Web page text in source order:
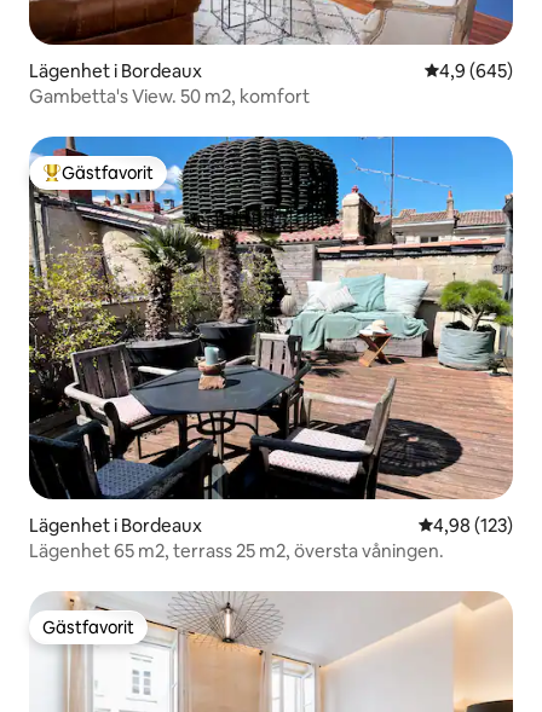
Lägenhet i Bordeaux 4,9 av 5 i
4,9 (645)
Gambetta's View. 50 m2, komfort
Populär gästfavorit
Gästfavorit
Lägenhet i Bordeaux 4,98 av 5 i
4,98 (123)
Lägenhet 65 m2, terrass 25 m2, översta våningen.
Gästfavorit
Gästfavorit